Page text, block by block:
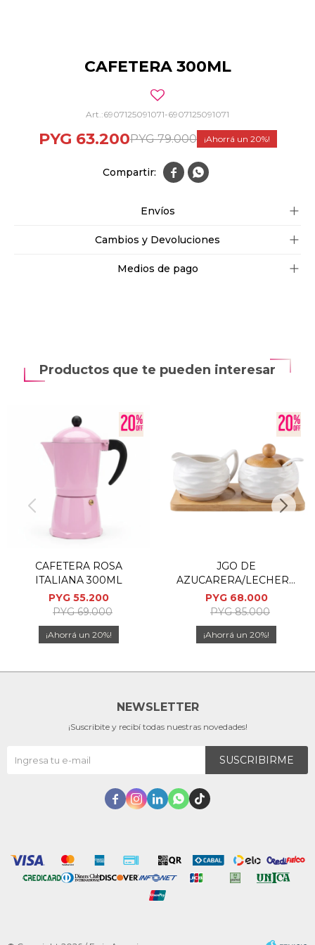
CAFETERA 300ML
6907125091071-6907125091071
PYG 63.200PYG 79.000 20
 
Envíos
Cambios y Devoluciones
Medios de pago
Productos que te pueden interesar
CAFETERA ROSA
ITALIANA 300ML
PYG 55.200
PYG 69.000
20
JGO DE
AZUCARERA/LECHERA
BLANCO C/SOPORTE
PYG 68.000
PYG 85.000
20
NEWSLETTER
¡Suscribite y recibí todas nuestras novedades!
SUSCRIBIRME
    